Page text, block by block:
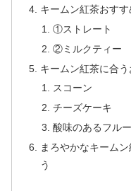
キームン紅茶おす
①ストレート
②ミルクティー
キームン紅茶に合
スコーン
チーズケーキ
酸味のあるフル
まろやかなキーム
う